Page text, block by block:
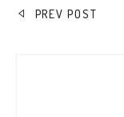
NAVEGACIÓN
PREV POST